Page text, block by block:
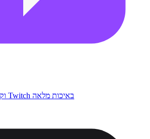
הורידו VODs וקליפים של Twitch באיכות מלאה